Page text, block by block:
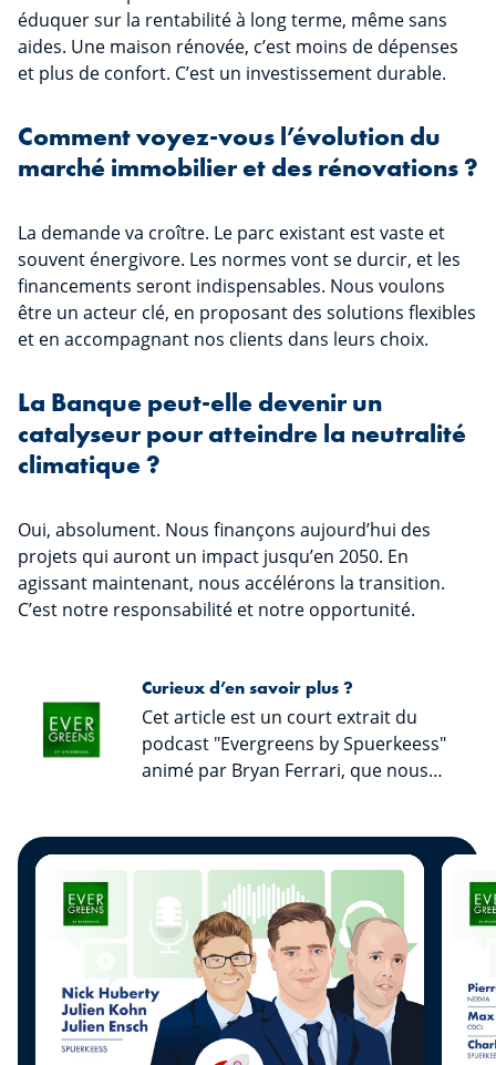
éduquer sur la rentabilité à long terme, même sans
aides. Une maison rénovée, c’est moins de dépenses
et plus de confort. C’est un investissement durable.
Comment voyez-vous l’évolution du
marché immobilier et des rénovations ?
La demande va croître. Le parc existant est vaste et
souvent énergivore. Les normes vont se durcir, et les
financements seront indispensables. Nous voulons
être un acteur clé, en proposant des solutions flexibles
et en accompagnant nos clients dans leurs choix.
La Banque peut-elle devenir un
catalyseur pour atteindre la neutralité
climatique ?
Oui, absolument. Nous finançons aujourd’hui des
projets qui auront un impact jusqu’en 2050. En
agissant maintenant, nous accélérons la transition.
C’est notre responsabilité et notre opportunité.
Curieux d’en savoir plus ?
Cet article est un court extrait du
podcast "Evergreens by Spuerkeess"
animé par Bryan Ferrari, que nous
ainsi que les précieux conseils de nos
invités. « Evergreens by Spuerkeess »
est disponible sur toutes les
plateformes streaming connues.